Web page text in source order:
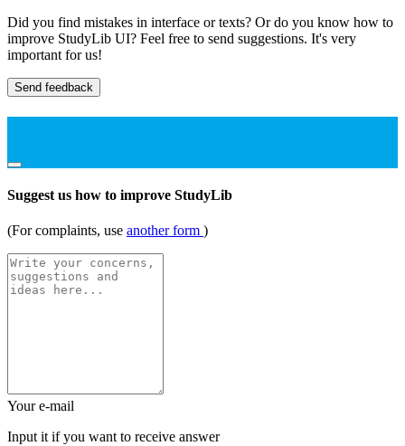
Did you find mistakes in interface or texts? Or do you know how to
improve StudyLib UI? Feel free to send suggestions. It's very
important for us!
Send feedback
Suggest us how to improve StudyLib
(For complaints, use another form )
Your e-mail
Input it if you want to receive answer